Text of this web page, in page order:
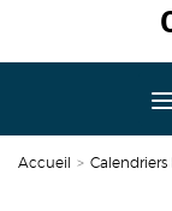
Accueil > Calendriers